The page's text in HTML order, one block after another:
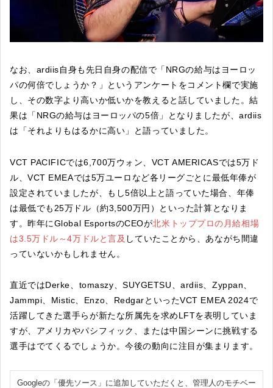
なお、ardiis自身も先日自身の配信で「NRGの給与はヨーロッ
パの何倍でしょうか？」というアンケートをコメント欄で実施
し、その数字より高いか低いかを教えると話していました。結
果は「NRGの給与はヨーロッパの5倍」となりましたが、ardiis
は「それよりもはるかに高い」と語っていました。
VCT PACIFICでは6,700万ウォン、VCT AMERICASでは5万ド
ル、VCT EMEAでは5万ユーロなど各リーグごとに最低年俸が
設定されていましたが、もし5倍以上と語っていた場合、年俸
は最低でも25万ドル（約3,500万円）といった計算となりま
す。昨年にGlobal EsportsのCEOが北米トッププロの月給相場
は3.5万ドル ～4万ドルと言及 していたことから、あながち間違
っていないかもしれません。
直近ではDerke、tomaszy、SUYGETSU、ardiis、Zyppan、
Jammpi、Mistic、Enzo、RedgarといったVCT EMEA 2024で
活躍してきた選手らが新たな所属先を求めLFTを表明していま
すが、アメリカやパシフィック、または中国シーンに挑戦する
選手はでてくるでしょうか。今後の動向に注目が集まります。
Googleの「優先ソース」に追加していただくと、管理人のモチベー